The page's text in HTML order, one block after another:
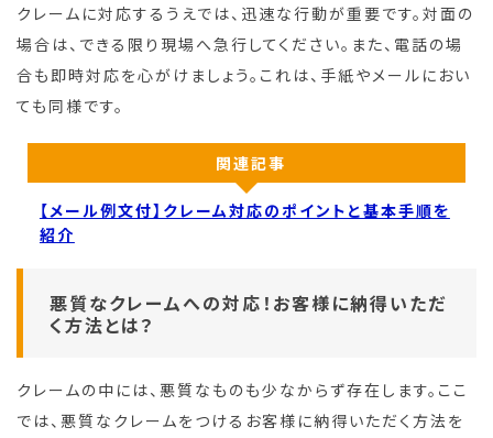
クレームに対応するうえでは、迅速な行動が重要です。対面の
場合は、できる限り現場へ急行してください。また、電話の場
合も即時対応を心がけましょう。これは、手紙やメールにおい
ても同様です。
関連記事
【メール例文付】クレーム対応のポイントと基本手順を
紹介
悪質なクレームへの対応！お客様に納得いただ
く方法とは？
クレームの中には、悪質なものも少なからず存在します。ここ
では、悪質なクレームをつけるお客様に納得いただく方法を